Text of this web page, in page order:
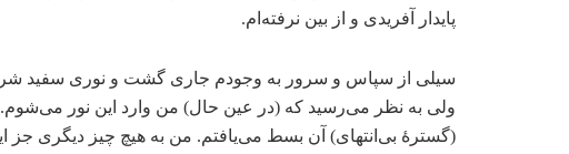
پایدار آفریدی و از بین نرفته‌ام.
سیلی از سپاس و سرور به وجودم جاری گشت و نوری سفید
ولی به نظر می‌رسید که (در عین حال) من وارد این نور
(گسترۀ بی‌انتهای) آن بسط می‌یافتم. من به هیچ چیز دیگری جز